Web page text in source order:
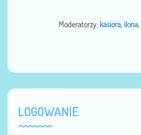
Moderatorzy: kasiora, ilona,
LOGOWANIE